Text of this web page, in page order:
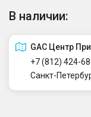
В наличии:
GAC Центр
+7 (812) 424-
Санкт-